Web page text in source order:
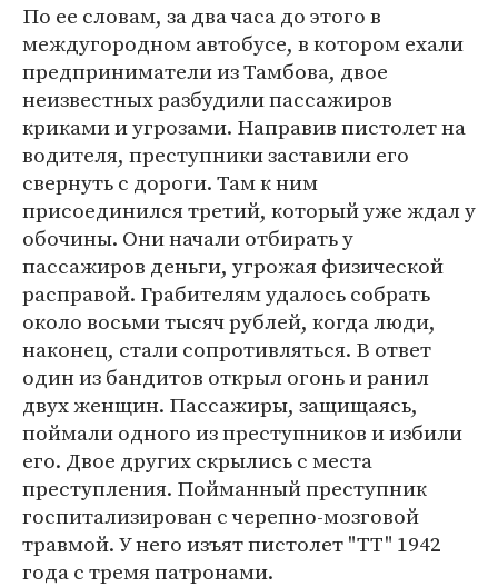
По ее словам, за два часа до этого в
междугородном автобусе, в котором ехали
предприниматели из Тамбова, двое
неизвестных разбудили пассажиров
криками и угрозами. Направив пистолет на
водителя, преступники заставили его
свернуть с дороги. Там к ним
присоединился третий, который уже ждал у
обочины. Они начали отбирать у
пассажиров деньги, угрожая физической
расправой. Грабителям удалось собрать
около восьми тысяч рублей, когда люди,
наконец, стали сопротивляться. В ответ
один из бандитов открыл огонь и ранил
двух женщин. Пассажиры, защищаясь,
поймали одного из преступников и избили
его. Двое других скрылись с места
преступления. Пойманный преступник
госпитализирован с черепно-мозговой
травмой. У него изъят пистолет "ТТ" 1942
года с тремя патронами.